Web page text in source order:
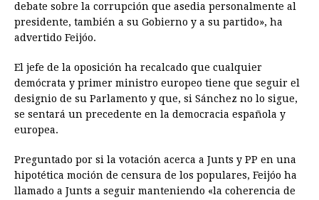
debate sobre la corrupción que asedia personalmente al
presidente, también a su Gobierno y a su partido», ha
advertido Feijóo.
El jefe de la oposición ha recalcado que cualquier
demócrata y primer ministro europeo tiene que seguir el
designio de su Parlamento y que, si Sánchez no lo sigue,
se sentará un precedente en la democracia española y
europea.
Preguntado por si la votación acerca a Junts y PP en una
hipotética moción de censura de los populares, Feijóo ha
llamado a Junts a seguir manteniendo «la coherencia de